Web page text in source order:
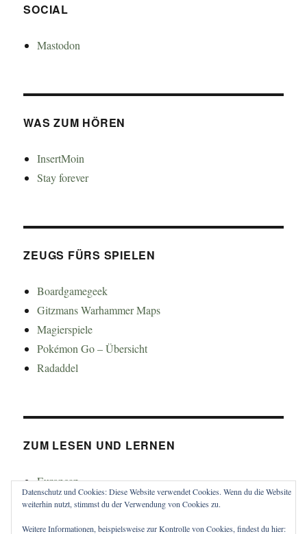
SOCIAL
Mastodon
WAS ZUM HÖREN
InsertMoin
Stay forever
ZEUGS FÜRS SPIELEN
Boardgamegeek
Gitzmans Warhammer Maps
Magierspiele
Pokémon Go – Übersicht
Radaddel
ZUM LESEN UND LERNEN
Euroncap
Tong
Datenschutz und Cookies: Diese Website verwendet Cookies. Wenn du die Website
weiterhin nutzt, stimmst du der Verwendung von Cookies zu.
Weitere Informationen, beispielsweise zur Kontrolle von Cookies, findest du hier: